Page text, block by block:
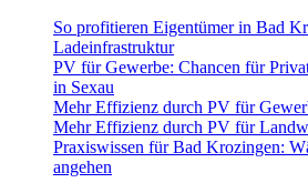
So profitieren Eigentümer in Bad
Ladeinfrastruktur
PV für Gewerbe: Chancen für
in Sexau
Mehr Effizienz durch PV für
Mehr Effizienz durch PV für
Praxiswissen für Bad Krozingen:
angehen